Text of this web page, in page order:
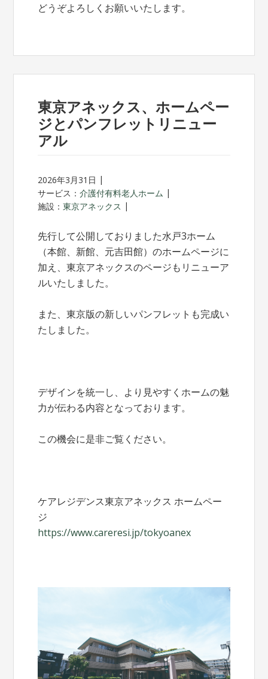
どうぞよろしくお願いいたします。
東京アネックス、ホームペー
ジとパンフレットリニュー
アル
2026年3月31日
サービス：介護付有料老人ホーム
施設：東京アネックス
先行して公開しておりました水戸3ホーム
（本館、新館、元吉田館）のホームページに
加え、東京アネックスのページもリニューア
ルいたしました。
また、東京版の新しいパンフレットも完成い
たしました。
デザインを統一し、より見やすくホームの魅
力が伝わる内容となっております。
この機会に是非ご覧ください。
ケアレジデンス東京アネックス ホームペー
ジ
https://www.careresi.jp/tokyoanex